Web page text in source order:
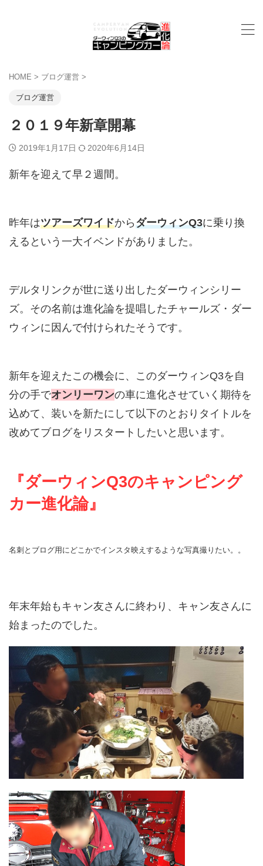
HOME > ブログ運営 >
ブログ運営
２０１９年新章開幕
2019年1月17日 2020年6月14日
新年を迎えて早２週間。
昨年はツアーズワイドからダーウィンQ3に乗り換
えるという一大イベンドがありました。
デルタリンクが世に送り出したダーウィンシリー
ズ。その名前は進化論を提唱したチャールズ・ダー
ウィンに因んで付けられたそうです。
新年を迎えたこの機会に、このダーウィンQ3を自
分の手でオンリーワンの車に進化させていく期待を
込めて、装いを新たにして以下のとおりタイトルを
改めてブログをリスタートしたいと思います。
『ダーウィンQ3のキャンピング
カー進化論』
名刺とブログ用にどこかでインスタ映えするような写真撮りたい。。
年末年始もキャン友さんに終わり、キャン友さんに
始まったのでした。